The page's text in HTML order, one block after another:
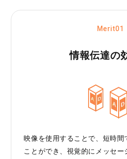
Merit01
情報伝達の
映像を使用することで、短時間
ことができ、視覚的にメッセー